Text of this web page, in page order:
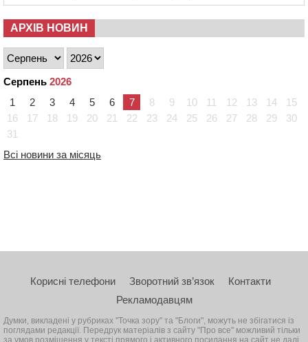
АРХІВ НОВИН
Серпень 2026
1
2 3 4 5 6 7 8 9 10 11 12 13 14
15
16
17 18 19 20 21 22 23 24 25 26 27 28 29
30
31
Всі новини за місяць
Корисні телефони Зворотний зв’язок
Контакти
Рекламодавцям
Думки, викладені у рубриках "Точка зору" та "Блоги", можуть не збігатися із
поглядами редакції. Передрук матеріалів з сайту "Про все" можливий тільки
за умов розміщення у тексті прямого і активного посилання на сайт не далі